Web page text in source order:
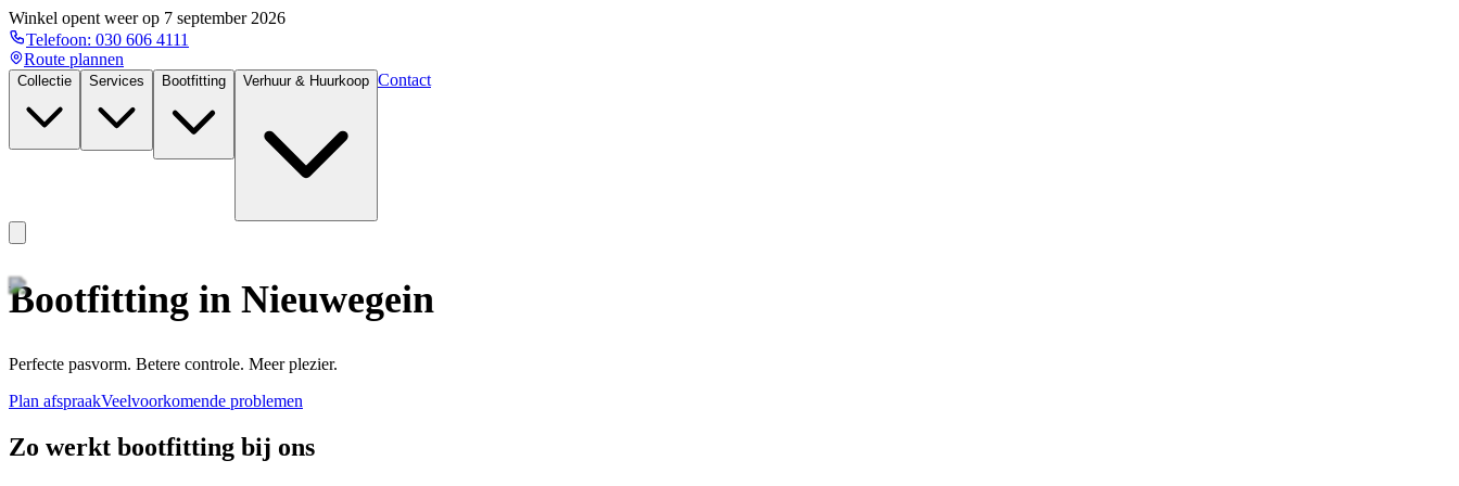
Winkel opent weer op 7 september 2026
Telefoon: 030 606 4111
Route plannen
Collectie Services Bootfitting Verhuur & Huurkoop Contact
Bootfitting in Nieuwegein
Perfecte pasvorm. Betere controle. Meer plezier.
Plan afspraakVeelvoorkomende problemen
Zo werkt bootfitting bij ons